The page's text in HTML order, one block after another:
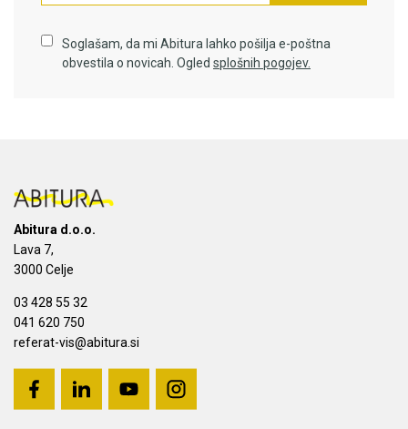
Soglašam, da mi Abitura lahko pošilja e-poštna
obvestila o novicah. Ogled splošnih pogojev.
Abitura d.o.o.
Lava 7,
3000 Celje
03 428 55 32
041 620 750
referat-vis@abitura.si